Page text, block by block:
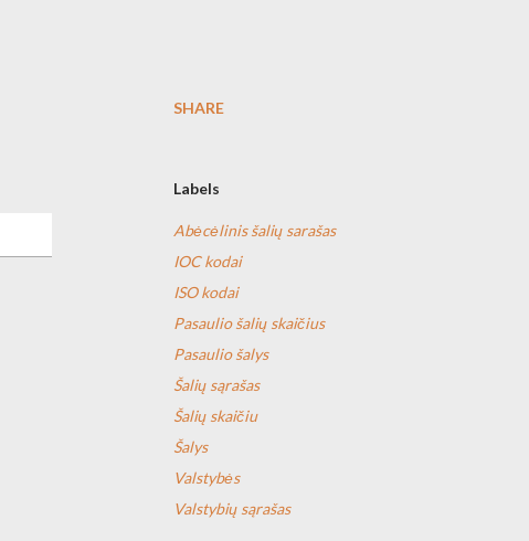
SHARE
Labels
Abėcėlinis šalių sarašas
IOC kodai
ISO kodai
Pasaulio šalių skaičius
Pasaulio šalys
Šalių sąrašas
Šalių skaičiu
Šalys
Valstybės
Valstybių sąrašas